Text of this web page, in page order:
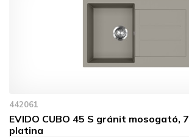
442061
EVIDO CUBO 45 S gránit mosogató,
platina